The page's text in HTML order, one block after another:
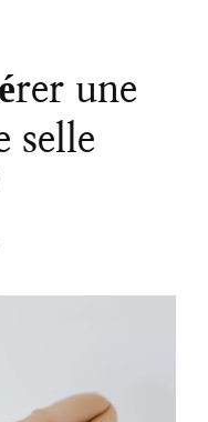
une
selle